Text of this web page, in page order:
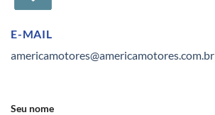
E-MAIL
americamotores@americamotores.com.br
Seu nome